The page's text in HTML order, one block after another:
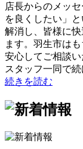
店長からのメッ
を良くしたい」
解消し、皆様に
ます。羽生市は
安心してご相談
スタッフ一同で続
続きを読む